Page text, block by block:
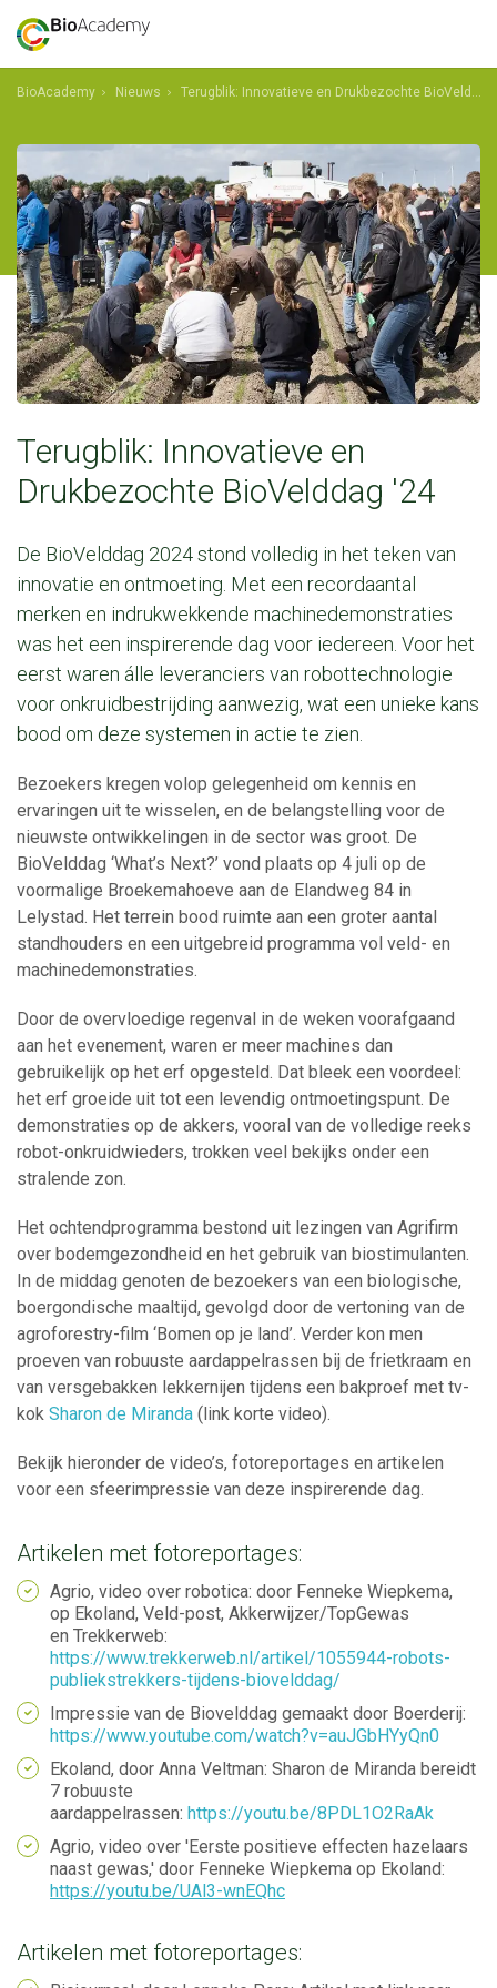
BioAcademy Nieuws Terugblik: Innovatieve en Drukbezochte BioVelddag '24
Terugblik: Innovatieve en
Drukbezochte BioVelddag '24
De BioVelddag 2024 stond volledig in het teken van
innovatie en ontmoeting. Met een recordaantal
merken en indrukwekkende machinedemonstraties
was het een inspirerende dag voor iedereen. Voor het
eerst waren álle leveranciers van robottechnologie
voor onkruidbestrijding aanwezig, wat een unieke kans
bood om deze systemen in actie te zien.
Bezoekers kregen volop gelegenheid om kennis en
ervaringen uit te wisselen, en de belangstelling voor de
nieuwste ontwikkelingen in de sector was groot. De
BioVelddag ‘What’s Next?’ vond plaats op 4 juli op de
voormalige Broekemahoeve aan de Elandweg 84 in
Lelystad. Het terrein bood ruimte aan een groter aantal
standhouders en een uitgebreid programma vol veld- en
machinedemonstraties.
Door de overvloedige regenval in de weken voorafgaand
aan het evenement, waren er meer machines dan
gebruikelijk op het erf opgesteld. Dat bleek een voordeel:
het erf groeide uit tot een levendig ontmoetingspunt. De
demonstraties op de akkers, vooral van de volledige reeks
robot-onkruidwieders, trokken veel bekijks onder een
stralende zon.
Het ochtendprogramma bestond uit lezingen van Agrifirm
over bodemgezondheid en het gebruik van biostimulanten.
In de middag genoten de bezoekers van een biologische,
boergondische maaltijd, gevolgd door de vertoning van de
agroforestry-film ‘Bomen op je land’. Verder kon men
proeven van robuuste aardappelrassen bij de frietkraam en
van versgebakken lekkernijen tijdens een bakproef met tv-
kok Sharon de Miranda (link korte video).
Bekijk hieronder de video’s, fotoreportages en artikelen
voor een sfeerimpressie van deze inspirerende dag.
Artikelen met fotoreportages:
Agrio, video over robotica: door Fenneke Wiepkema,
op Ekoland, Veld-post, Akkerwijzer/TopGewas
en Trekkerweb:
https://www.trekkerweb.nl/artikel/1055944-robots-
publiekstrekkers-tijdens-biovelddag/
Impressie van de Biovelddag gemaakt door Boerderij:
https://www.youtube.com/watch?v=auJGbHYyQn0
Ekoland, door Anna Veltman: Sharon de Miranda bereidt
7 robuuste
aardappelrassen: https://youtu.be/8PDL1O2RaAk
Agrio, video over 'Eerste positieve effecten hazelaars
naast gewas,' door Fenneke Wiepkema op Ekoland:
https://youtu.be/UAl3-wnEQhc
Artikelen met fotoreportages: